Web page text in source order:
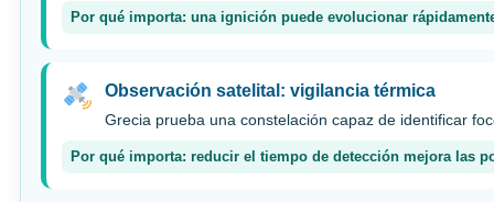
Por qué importa: una ignición puede evolucionar
Observación satelital: vigilancia térmica
Grecia prueba una constelación capaz de identificar
Por qué importa: reducir el tiempo de detección mejora las